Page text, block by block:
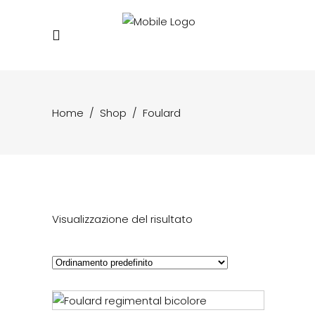
Home / Shop / Foulard
Visualizzazione del risultato
Questo